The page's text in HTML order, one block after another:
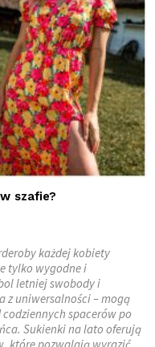
szafie?
każdej kobiety
tylko wygodne i
letniej swobody i
z uniwersalności – mogą
spacerów po
Sukienki na lato oferują